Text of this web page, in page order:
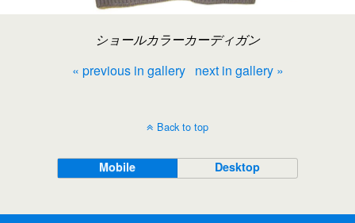
ショールカラーカーディガン
« previous in gallery next in gallery »
Back to top
Mobile Desktop